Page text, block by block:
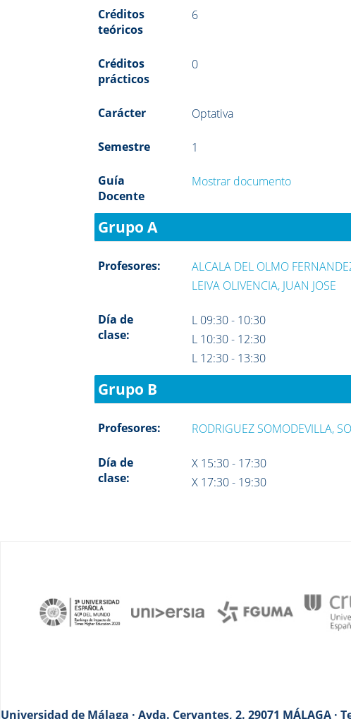
Créditos
teóricos
6
Créditos
prácticos
0
Carácter Optativa
Semestre 1
Guía
Docente
Mostrar documento
Grupo A
Profesores:
ALCALA DEL OLMO
LEIVA OLIVENCIA, JUAN JOSE
Día de
clase:
L 09:30 - 10:30
L 10:30 - 12:30
L 12:30 - 13:30
Grupo B
Profesores: RODRIGUEZ SOMODEVILLA,
Día de
clase:
X 15:30 - 17:30
X 17:30 - 19:30
Universidad de Málaga · Avda. Cervantes, 2. 29071 MÁLAGA ·